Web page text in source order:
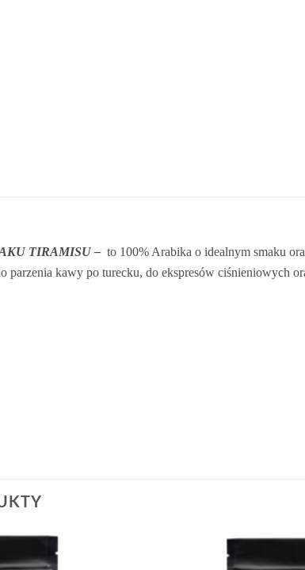
TIRAMISU – to 100% Arabika o idealnym smaku
parzenia kawy po turecku, do ekspresów ciśnieniowych